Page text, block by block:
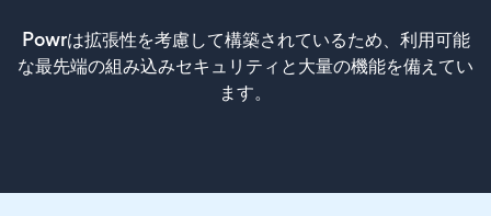
Powrは拡張性を考慮して構築されているため、利用可能
な最先端の組み込みセキュリティと大量の機能を備えてい
ます。